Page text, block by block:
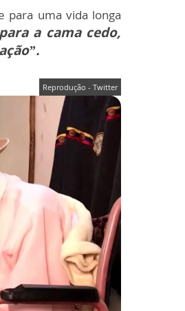
para uma vida longa
a cama cedo,
Reprodução - Twitter